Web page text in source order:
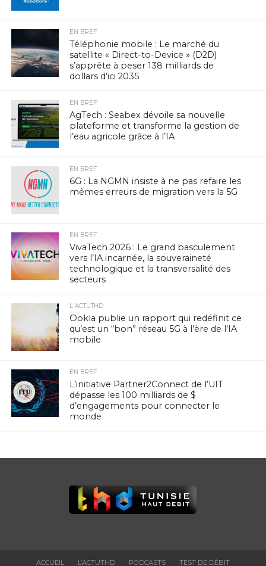
EN BREF
Téléphonie mobile : Le marché du
satellite « Direct-to-Device » (D2D)
s’apprête à peser 138 milliards de
dollars d’ici 2035
EN BREF
AgTech : Seabex dévoile sa nouvelle
plateforme et transforme la gestion de
l’eau agricole grâce à l’IA
EN BREF
6G : La NGMN insiste à ne pas refaire les
mêmes erreurs de migration vers la 5G
EN BREF
VivaTech 2026 : Le grand basculement
vers l’IA incarnée, la souveraineté
technologique et la transversalité des
secteurs
L'ACTUTHD
Ookla publie un rapport qui redéfinit ce
qu’est un “bon” réseau 5G à l’ère de l’IA
mobile
EN BREF
L’initiative Partner2Connect de l’UIT
dépasse les 100 milliards de $
d’engagements pour connecter le
monde
ACCUEIL L’ACTUTHD PODCASTS TEST DE DÉBIT